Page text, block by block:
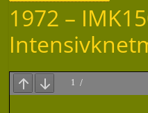
1972 –